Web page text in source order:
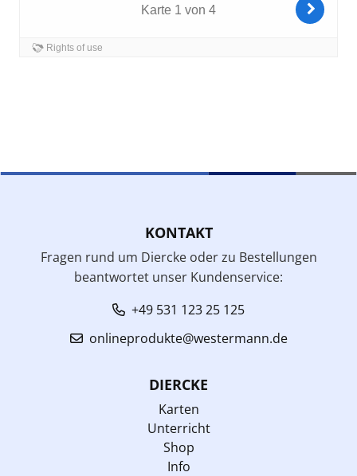
KONTAKT
Fragen rund um Diercke oder zu Bestellungen
beantwortet unser Kundenservice:
+49 531 123 25 125
onlineprodukte@westermann.de
DIERCKE
Karten
Unterricht
Shop
Info